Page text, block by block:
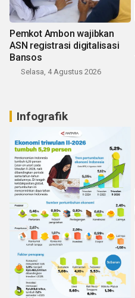
Pemkot Ambon wajibkan
ASN registrasi digitalisasi
Bansos
Selasa, 4 Agustus 2026
Infografik